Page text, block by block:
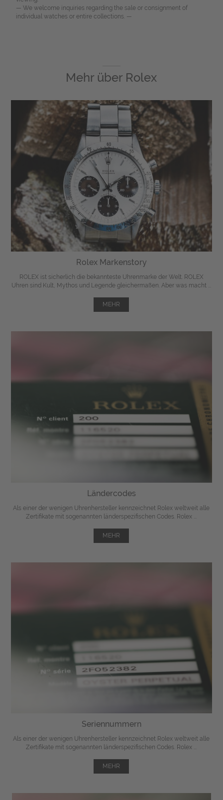
— We welcome inquiries regarding the sale or consignment of
individual watches or entire collections. —
Mehr über Rolex
Rolex Markenstory
ROLEX ist sicherlich die bekannteste Uhrenmarke der Welt. ROLEX
Uhren sind Kult, Mythos und Legende gleichermaßen. Aber was macht ...
MEHR
Ländercodes
Als einer der wenigen Uhrenhersteller kennzeichnet Rolex weltweit alle
Zertifikate mit sogenannten länderspezifischen Codes. Rolex ...
MEHR
Seriennummern
Als einer der wenigen Uhrenhersteller kennzeichnet Rolex weltweit alle
Zertifikate mit sogenannten länderspezifischen Codes. Rolex ...
MEHR